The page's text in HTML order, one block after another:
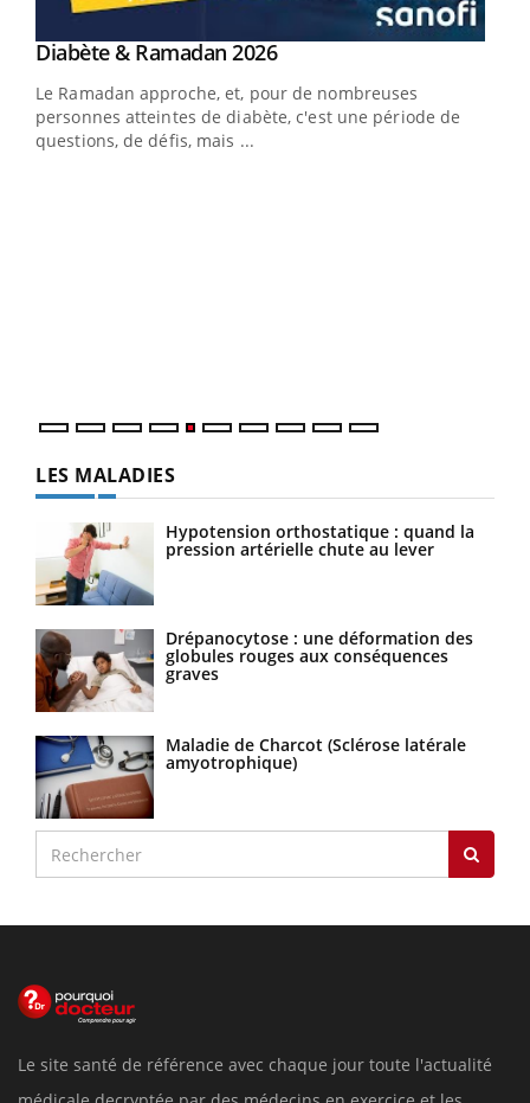
Youtube
Diabète & Ramadan 2026Youtube
Le Ramadan approche, et, pour de nombreuses
personnes atteintes de diabète, c'est une période de
questions, de défis, mais ...
LES MALADIES
Hypotension orthostatique : quand la
pression artérielle chute au lever
Drépanocytose : une déformation des
globules rouges aux conséquences
graves
Maladie de Charcot (Sclérose latérale
amyotrophique)
Le site santé de référence avec chaque jour toute l'actualité